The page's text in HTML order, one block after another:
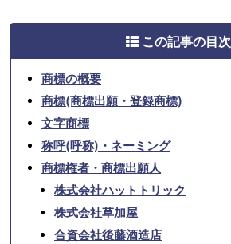
この記事の目次
商標の概要
商標(商標出願・登録商標)
文字商標
称呼(呼称)・ネーミング
商標権者・商標出願人
株式会社ハットトリック
株式会社草加屋
合資会社後藤酒造店